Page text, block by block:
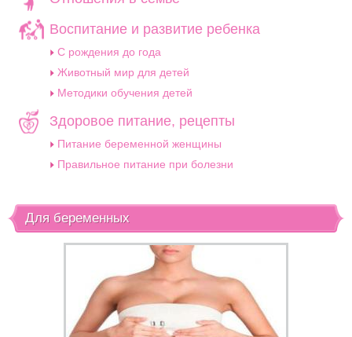
Воспитание и развитие ребенка
C рождения до года
Животный мир для детей
Методики обучения детей
Здоровое питание, рецепты
Питание беременной женщины
Правильное питание при болезни
Для беременных